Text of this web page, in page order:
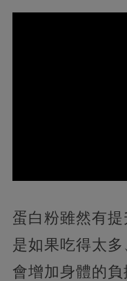
蛋白粉雖然有
是如果吃得太
會增加身體的